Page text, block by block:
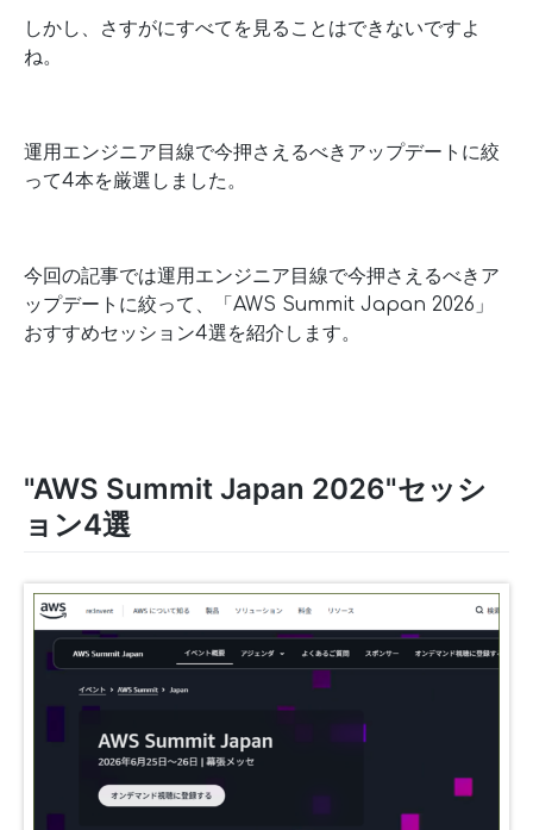
しかし、さすがにすべてを見ることはできないですよ
ね。
運用エンジニア目線で今押さえるべきアップデートに絞
って4本を厳選しました。
今回の記事では運用エンジニア目線で今押さえるべきア
ップデートに絞って、「AWS Summit Japan 2026」
おすすめセッション4選を紹介します。
"AWS Summit Japan 2026"セッシ
ョン4選